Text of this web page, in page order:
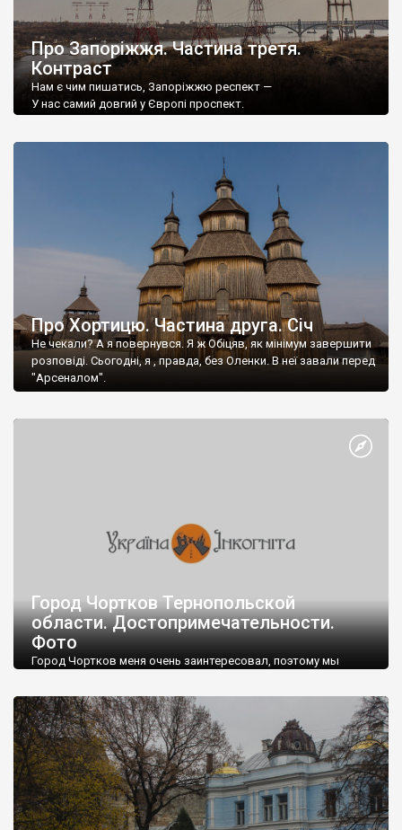
Про Запоріжжя. Частина третя.
Контраст
Нам є чим пишатись, Запоріжжю респект —
У нас самий довгий у Європі проспект.
Про Хортицю. Частина друга. Січ
Не чекали? А я повернувся. Я ж Обіцяв, як мінімум завершити
розповіді. Сьогодні, я , правда, без Оленки. В неї завали перед
"Арсеналом".
Город Чортков Тернопольской
области. Достопримечательности.
Фото
Город Чортков меня очень заинтересовал, поэтому мы